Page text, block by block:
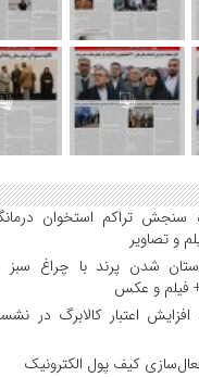
سنجش تراکم استخوان
و تصاویر
شدن پرند با چراغ سبز
فیلم و عکس
اعتبار کالابرگ در
کیف پول الکترونیک